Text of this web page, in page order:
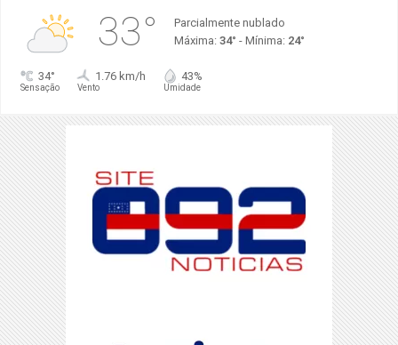
33°
Parcialmente nublado
Máxima: 34° - Mínima: 24°
34°
Sensação
1.76 km/h
Vento
43%
Umidade